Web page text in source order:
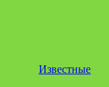
Известные